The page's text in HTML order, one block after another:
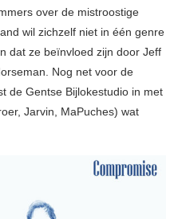
over de mistroostige
wil zichzelf niet in één genre
dat ze beïnvloed zijn door Jeff
Nog net voor de
de Gentse Bijlokestudio in met
Jarvin, MaPuches) wat